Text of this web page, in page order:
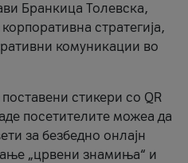
Бранкица Толевска,
стратегија,
комуникации во
стикери со QR
посетителите можеа да
за безбедно онлајн
„црвени знамиња“ и